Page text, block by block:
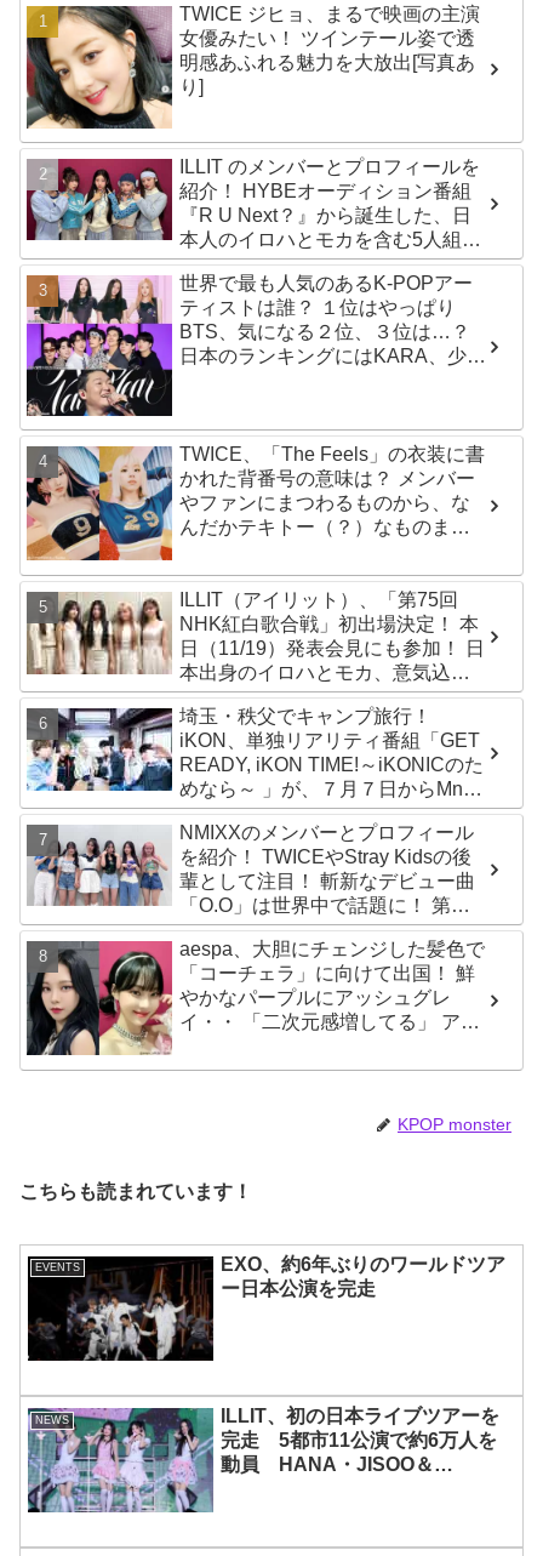
TWICE ジヒョ、まるで映画の主演
女優みたい！ ツインテール姿で透
明感あふれる魅力を大放出[写真あ
り]
ILLIT のメンバーとプロフィールを
紹介！ HYBEオーディション番組
『R U Next？』から誕生した、日
本人のイロハとモカを含む5人組ガ
ールズグループ！ デビュー曲
「Magnetic」がいきなりの大ヒッ
ト
世界で最も人気のあるK-POPアー
ティストは誰？ １位はやっぱり
BTS、気になる２位、３位は…？
日本のランキングにはKARA、少女
TWICE、「The Feels」の衣装に書
かれた背番号の意味は？ メンバー
やファンにまつわるものから、な
んだかテキトー（？）なものま
ILLIT（アイリット）、「第75回
NHK紅白歌合戦」初出場決定！ 本
日（11/19）発表会見にも参加！ 日
本出身のイロハとモカ、意気込み
を語る「ずっと夢見てたステー
ジ…嬉しくて光栄」
埼玉・秩父でキャンプ旅行！
iKON、単独リアリティ番組「GET
READY, iKON TIME!～iKONICのた
めなら～ 」が、７月７日からMnet
で放送・配信スタート
NMIXXのメンバーとプロフィール
を紹介！ TWICEやStray Kidsの後
輩として注目！ 斬新なデビュー曲
「O.O」は世界中で話題に！ 第４
世代を代表する美女ソリュンをは
じめ、全員ビジュアルメンバーと
いわれるその魅力をチェック
aespa、大胆にチェンジした髪色で
「コーチェラ」に向けて出国！ 鮮
やかなパープルにアッシュグレ
イ・・ 「二次元感増してる」 アバ
KPOP monster
こちらも読まれています！
EVENTS
EXO、約6年ぶりのワールドツア
ー日本公演を完走
NEWS
ILLIT、初の日本ライブツアーを
完走 5都市11公演で約6万人を
動員 HANA・JISOO＆